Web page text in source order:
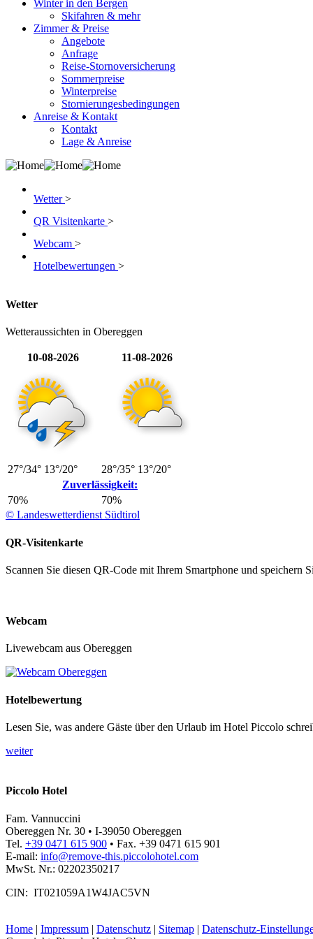
Winter in den Bergen
Skifahren & mehr
Zimmer & Preise
Angebote
Anfrage
Reise-Stornoversicherung
Sommerpreise
Winterpreise
Stornierungesbedingungen
Anreise & Kontakt
Kontakt
Lage & Anreise
Wetter>
QR Visitenkarte >
Webcam >
Hotelbewertungen >
Wetter
Wetteraussichten in Obereggen
10-08-2026 11-08-2026
Zuverlässigkeit:
70%
70%
27°/34° 13°/20° 28°/35° 13°/20°
© Landeswetterdienst Südtirol
QR-Visitenkarte
Scannen Sie diesen QR-Code mit Ihrem Smartphone und speichern
Webcam
Livewebcam aus Obereggen
Hotelbewertung
Lesen Sie, was andere Gäste über den Urlaub im Hotel Piccolo
weiter
Piccolo Hotel
Fam. Vannuccini
Obereggen Nr. 30 • I-39050 Obereggen
Tel. +39 0471 615 900 • Fax. +39 0471 615 901
E-mail: info@remove-this.piccolohotel.com
MwSt. Nr.: 02202350217
CIN: IT021059A1W4JAC5VN
Home | Impressum | Datenschutz | Sitemap | Datenschutz-